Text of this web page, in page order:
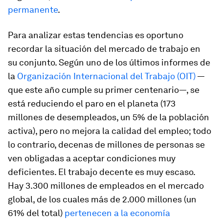
permanente.
Para analizar estas tendencias es oportuno
recordar la situación del mercado de trabajo en
su conjunto. Según uno de los últimos informes de
la Organización Internacional del Trabajo (OIT)—
que este año cumple su primer centenario—, se
está reduciendo el paro en el planeta (173
millones de desempleados, un 5% de la población
activa), pero no mejora la calidad del empleo; todo
lo contrario, decenas de millones de personas se
ven obligadas a aceptar condiciones muy
deficientes. El trabajo decente es muy escaso.
Hay 3.300 millones de empleados en el mercado
global, de los cuales más de 2.000 millones (un
61% del total) pertenecen a la economía